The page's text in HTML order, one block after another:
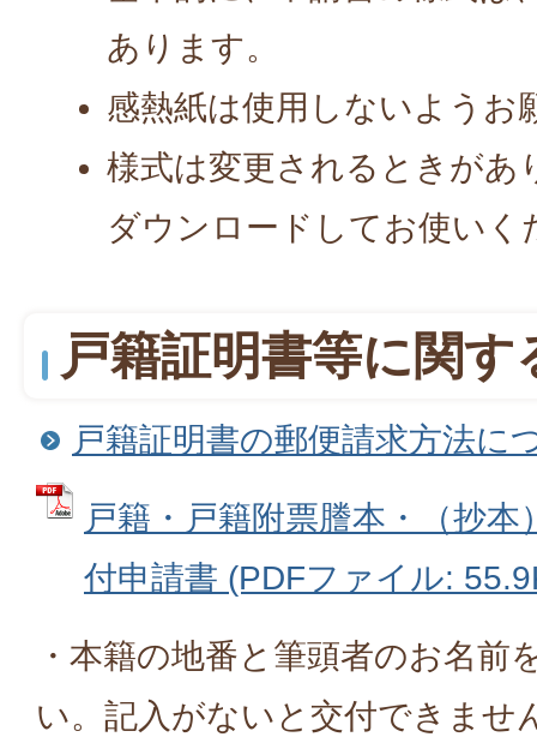
あります。
感熱紙は使用しないようお
様式は変更されるときがあ
ダウンロードしてお使いく
戸籍証明書等に関す
戸籍証明書の郵便請求方法に
戸籍・戸籍附票謄本・（抄
付申請書 (PDFファイル:
・本籍の地番と筆頭者のお名前
い。記入がないと交付できませ